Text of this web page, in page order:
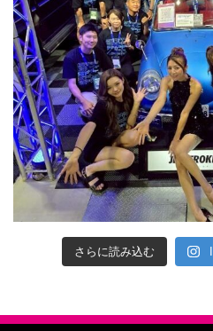
さらに読み込む